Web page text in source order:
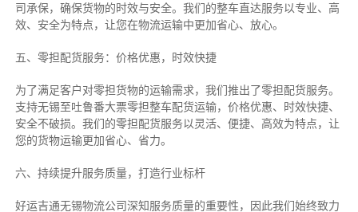
司承保，确保货物的时效与安全。我们的整车直达服务以专业、高
效、安全为特点，让您在物流运输中更加省心、放心。
五、零担配货服务：价格优惠，时效快捷
为了满足客户对零担货物的运输需求，我们推出了零担配货服务。
支持无锡至吐鲁番大票零担整车配货运输，价格优惠、时效快捷、
安全不破损。我们的零担配货服务以灵活、便捷、高效为特点，让
您的货物运输更加省心、省力。
六、持续提升服务质量，打造行业标杆
好运吉通无锡物流公司深知服务质量的重要性，因此我们始终致力